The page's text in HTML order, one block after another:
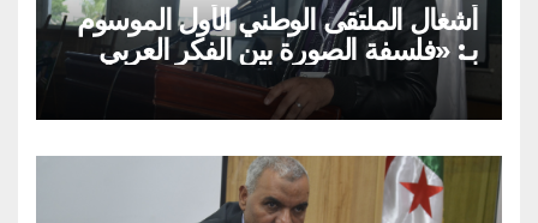
أشغال الملتقى الوطني الأول الموسوم
بـ: «فلسفة الصورة بين الفكر العربي
الإسلامي والفكر الغربي: من
الميتافيزيقيا المتعالية إلى الممارسة